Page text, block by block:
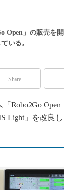
画像技術
モデリング
ト開発
ツール
ンタ
トリー4.0
ーション
Open」の販売を
いる。
Share
Robo2Go Open
Light」を改良